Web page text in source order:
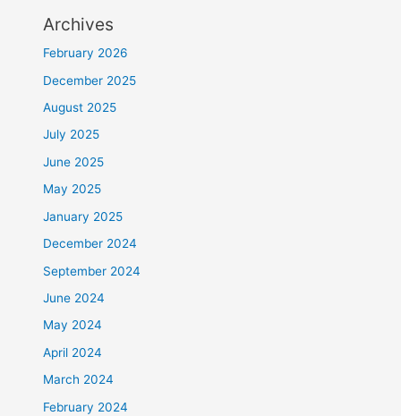
Archives
February 2026
December 2025
August 2025
July 2025
June 2025
May 2025
January 2025
December 2024
September 2024
June 2024
May 2024
April 2024
March 2024
February 2024